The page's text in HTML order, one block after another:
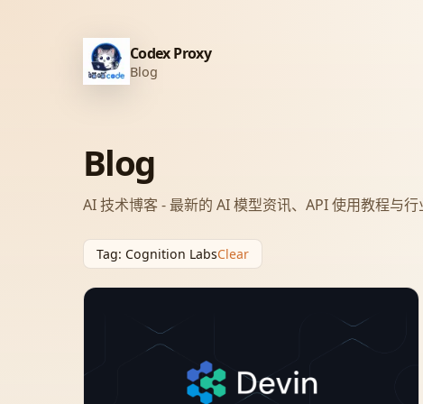
Codex Proxy
Blog
Blog
AI 技术博客 - 最新的 AI 模型资讯、API 使用教程与
Tag: Cognition LabsClear